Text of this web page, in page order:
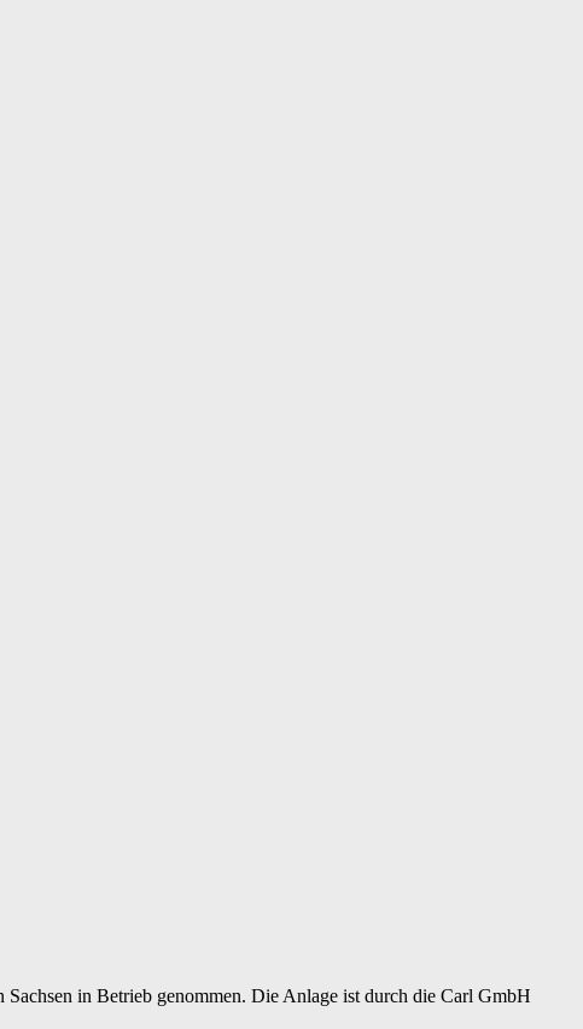
in Betrieb genommen. Die Anlage ist durch die Carl GmbH